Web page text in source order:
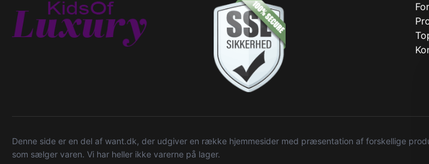
Denne side er en del af want.dk, der udgiver en række hjemmesider med præsentation af forskellige
som sælger varen. Vi har heller ikke varerne på lager.